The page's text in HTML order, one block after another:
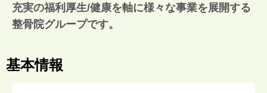
充実の福利厚生/健康を軸に様々な事業を展開する
整骨院グループです。
基本情報